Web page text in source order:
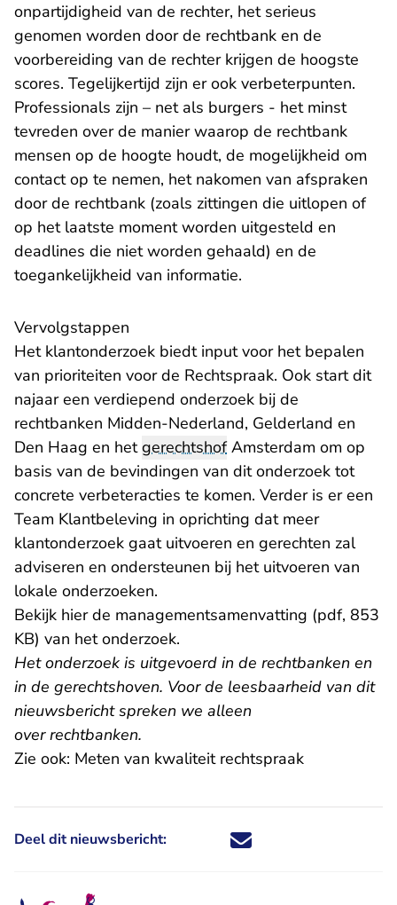
onpartijdigheid van de rechter, het serieus
genomen worden door de rechtbank en de
voorbereiding van de rechter krijgen de hoogste
scores. Tegelijkertijd zijn er ook verbeterpunten.
Professionals zijn – net als burgers - het minst
tevreden over de manier waarop de rechtbank
mensen op de hoogte houdt, de mogelijkheid om
contact op te nemen, het nakomen van afspraken
door de rechtbank (zoals zittingen die uitlopen of
op het laatste moment worden uitgesteld en
deadlines die niet worden gehaald) en de
toegankelijkheid van informatie.
Vervolgstappen
Het klantonderzoek biedt input voor het bepalen
van prioriteiten voor de Rechtspraak. Ook start dit
najaar een verdiepend onderzoek bij de
rechtbanken Midden-Nederland, Gelderland en
Den Haag en hetgerechtshofAmsterdam om op
basis van de bevindingen van dit onderzoek tot
concrete verbeteracties te komen. Verder is er een
Team Klantbeleving in oprichting dat meer
klantonderzoek gaat uitvoeren en gerechten zal
adviseren en ondersteunen bij het uitvoeren van
lokale onderzoeken.
Bekijk hier de managementsamenvatting (pdf, 853
KB) van het onderzoek.
Het onderzoek is uitgevoerd in de rechtbanken en
in de gerechtshoven. Voor de leesbaarheid van dit
nieuwsbericht spreken we alleen
over rechtbanken.
Zie ook: Meten van kwaliteit rechtspraak
Deel dit nieuwsbericht: Deel dit nieuwsbericht via X -
Deel dit nieuwsbericht via
Deel dit nieuwsbericht
Deel dit